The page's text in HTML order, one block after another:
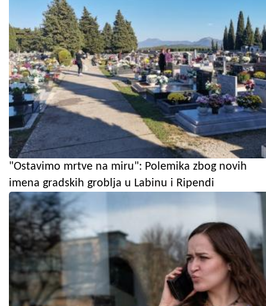
"Ostavimo mrtve na miru": Polemika zbog novih
imena gradskih groblja u Labinu i Ripendi